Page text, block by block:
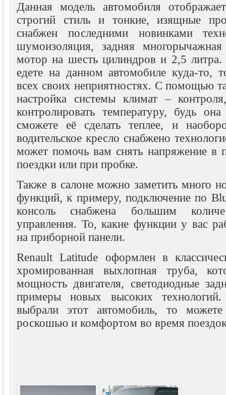
Данная модель автомобиля
строгий стиль и тонкие, изящные
снабжен последними новинками
шумоизоляция, задняя
мотор на шесть цилиндров и 2,5
едете на данном автомобиле куда-то,
всех своих неприятностях. С помощью
настройка системы климат –
контролировать температуру, будь
сможете её сделать теплее, и
водительское кресло снабжено
может помочь вам снять напряжение в
поездки или при пробке.
Также в салоне можно заметить много
функций, к примеру, подключение по
консоль снабжена большим
управления. То, какие функции у вас
на приборной панели.
Renault Latitude оформлен в
хромированная выхлопная труба,
мощность двигателя, светодиодные
примеры новых высоких
выбрали этот автомобиль, то можете
роскошью и комфортом во время